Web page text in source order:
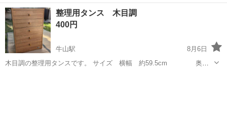
度あり！ワンルーム寮完備！マイカー通勤OK！無料駐車場あり！《三
重県伊勢市》 人気の工場のお仕事 ◇タイヤの製造◇ トラック・バ
ス・RV車用を中心とした...
三重 伊勢市 山田上口駅 その他
整理用タンス 木目調
400円
牛山駅
8月6日
木目調の整理用タンスです。 サイズ 横幅 約59.5cm 奥